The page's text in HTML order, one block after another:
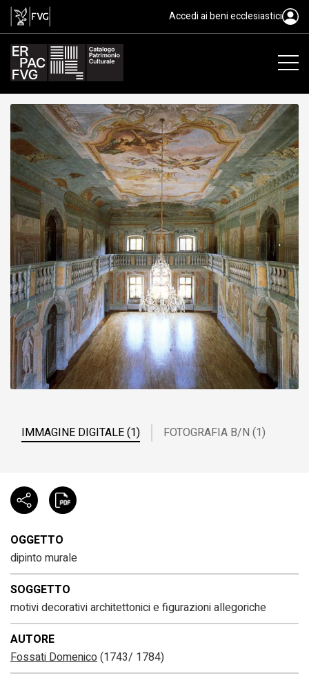
dipinto murale, FossatiAccedi ai beni ecclesiastici
IMMAGINE DIGITALE (1) FOTOGRAFIA B/N (1)
OGGETTO
dipinto murale
SOGGETTO
motivi decorativi architettonici e figurazioni allegoriche
AUTORE
Fossati Domenico(1743/ 1784)